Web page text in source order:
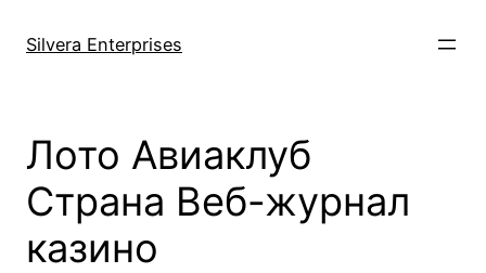
Silvera Enterprises
Лото Авиаклуб
Страна Веб-журнал
казино